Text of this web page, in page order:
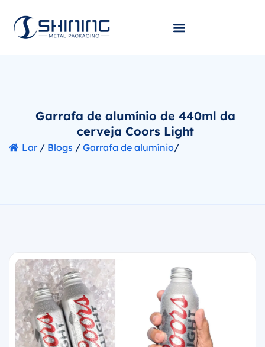
Garrafa de alumínio de 440ml da
cerveja Coors Light
Lar/ Blogs / Garrafa de alumínio/